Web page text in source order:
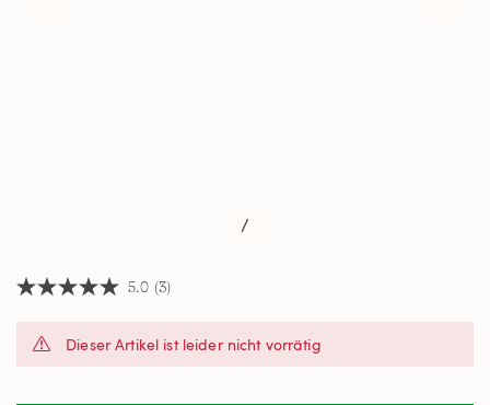
/
5.0
Sternen,
Bewertung.
5.0 (3)
Dieser Artikel ist leider nicht vorrätig